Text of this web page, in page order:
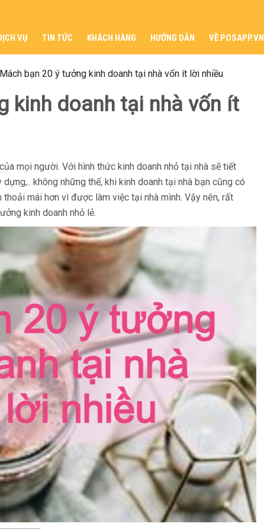
VỤ TIN TỨC KHÁCH HÀNG HƯỚNG DẪN VỀ POSAPP.VN
Mách bạn 20 ý tưởng kinh doanh tại nhà vốn ít lời nhiều
kinh doanh tại nhà vốn ít
mọi người. Với hình thức kinh doanh nhỏ tại nhà sẽ tiết
không những thế, khi kinh doanh tại nhà bạn cũng có
mái hơn vì được làm việc tại nhà mình. Vậy nên, rất
kinh doanh nhỏ lẻ.